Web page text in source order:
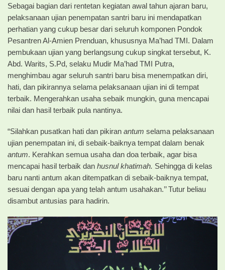
Sebagai bagian dari rentetan kegiatan awal tahun ajaran baru,
pelaksanaan ujian penempatan santri baru ini mendapatkan
perhatian yang cukup besar dari seluruh komponen Pondok
Pesantren Al-Amien Prenduan, khususnya Ma’had TMI. Dalam
pembukaan ujian yang berlangsung cukup singkat tersebut, K.
Abd. Warits, S.Pd, selaku Mudir Ma’had TMI Putra,
menghimbau agar seluruh santri baru bisa menempatkan diri,
hati, dan pikirannya selama pelaksanaan ujian ini di tempat
terbaik. Mengerahkan usaha sebaik mungkin, guna mencapai
nilai dan hasil terbaik pula nantinya.
“Silahkan pusatkan hati dan pikiran antum selama pelaksanaan
ujian penempatan ini, di sebaik-baiknya tempat dalam benak
antum. Kerahkan semua usaha dan doa terbaik, agar bisa
mencapai hasil terbaik dan husnul khatimah. Sehingga di kelas
baru nanti antum akan ditempatkan di sebaik-baiknya tempat,
sesuai dengan apa yang telah antum usahakan.’’ Tutur beliau
disambut antusias para hadirin.